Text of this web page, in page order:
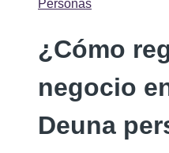
Personas
¿Cómo
negocio
Deuna